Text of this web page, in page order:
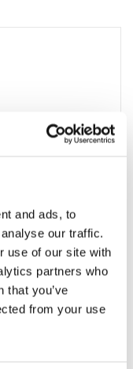
and ads, to
our traffic.
use of our site with
partners who
that you’ve
from your use
till i varukorg
(ex. moms)